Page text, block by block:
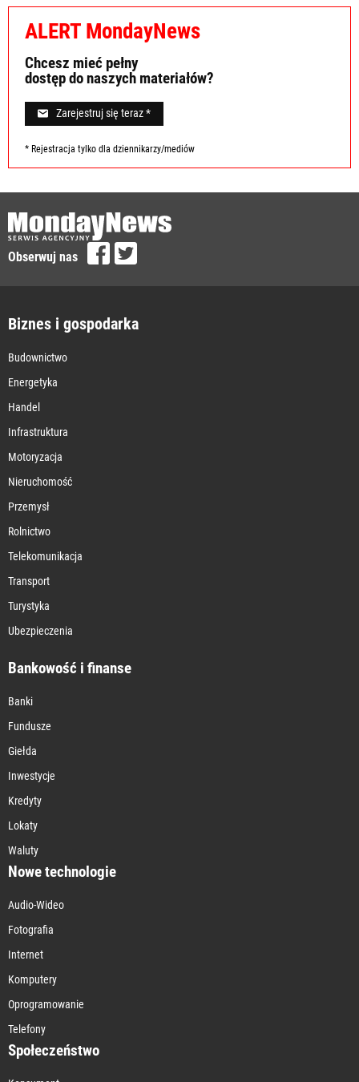
ALERT MondayNews
Chcesz mieć pełny
dostęp do naszych materiałów?
Zarejestruj się teraz *
* Rejestracja tylko dla dziennikarzy/mediów
Obserwuj nas
Biznes i gospodarka
Budownictwo
Energetyka
Handel
Infrastruktura
Motoryzacja
Nieruchomość
Przemysł
Rolnictwo
Telekomunikacja
Transport
Turystyka
Ubezpieczenia
Bankowość i finanse
Banki
Fundusze
Giełda
Inwestycje
Kredyty
Lokaty
Waluty
Nowe technologie
Audio-Wideo
Fotografia
Internet
Komputery
Oprogramowanie
Telefony
Społeczeństwo